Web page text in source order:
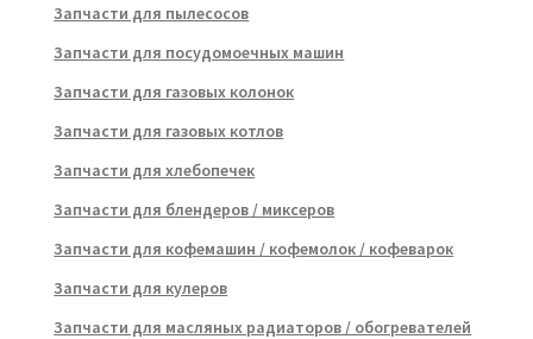
Запчасти для пылесосов
Запчасти для посудомоечных машин
Запчасти для газовых колонок
Запчасти для газовых котлов
Запчасти для хлебопечек
Запчасти для блендеров / миксеров
Запчасти для кофемашин / кофемолок / кофеварок
Запчасти для кулеров
Запчасти для масляных радиаторов / обогревателей